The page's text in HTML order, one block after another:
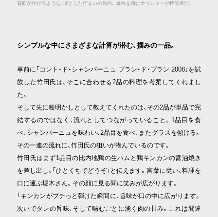
背筋が伸びるような、凛とした佇まいの店内。焼台を囲むカウンターが特等席だ。
シンプルな中にさまざまな計算が潜む、掴みの一品。
事前に「コント・ド・シャンパーニュ ブラン・ド・ブラン 2008」を試
飲した竹田氏は、そこに合わせる2品の料理を考案してくれまし
た。
そして先に種明かしとして教えてくれたのは、その2品が単品で完
結するのではなく、流れとしてつながっていること。1品目を食
べ、シャンパーニュを味わい、2品目を食べ、またグラスを傾ける。
その一連の流れに、竹田氏の狙いが潜んでいるのです。
竹田氏はまず1品目の比内地鶏の生ハムと鶏キンカンの醤油焼き
を差し出し、「ひとくちでどうぞ」と伝えます。言葉に従い、料理を
口に運ぶ堀木さん。その顔に見る間に笑みが広がります。
「キンカンがプチっと弾けた瞬間に、旨味が口の中に広がります。
次いでタレの旨味、そして噛むごとに湧く肉の甘み。これは間違